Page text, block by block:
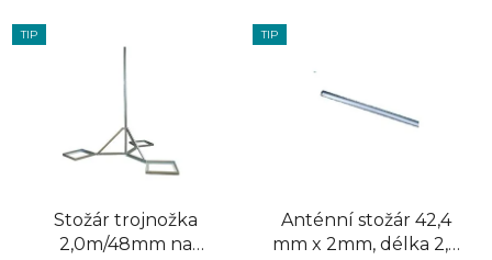
TIP
Stožár trojnožka
2,0m/48mm na
TIP
Anténní stožár 42,4
mm x 2mm, délka 2,0